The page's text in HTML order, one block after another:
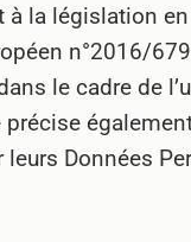
la législation
n°2016/
le cadre de
précise
leurs Données